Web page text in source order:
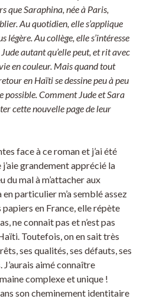
que Saraphina, née à Paris,
Au quotidien, elle s’applique
légère. Au collège, elle s’intéresse
autant qu’elle peut, et rit avec
en couleur. Mais quand tout
en Haïti se dessine peu à peu
possible. Comment Jude et Sara
cette nouvelle page de leur
face à ce roman et j’ai été
grandement apprécié la
du mal à m’attacher aux
particulier m’a semblé assez
en France, elle répète
ne connait pas et n’est pas
Toutefois, on en sait très
ses qualités, ses défauts, ses
aimé connaître
complexe et unique !
son cheminement identitaire